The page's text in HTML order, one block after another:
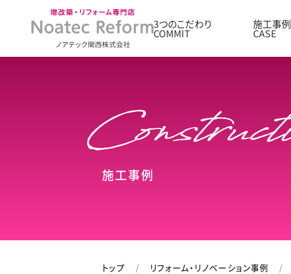
3つのこだわり 施工事例
施工事例
トップ リフォーム・リノベーション事例